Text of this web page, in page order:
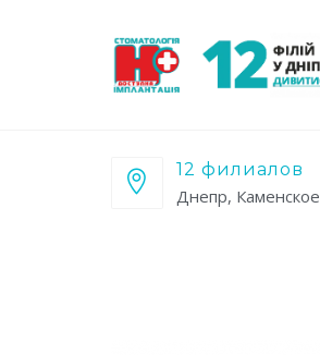
12 филиалов
Днепр, Каменское